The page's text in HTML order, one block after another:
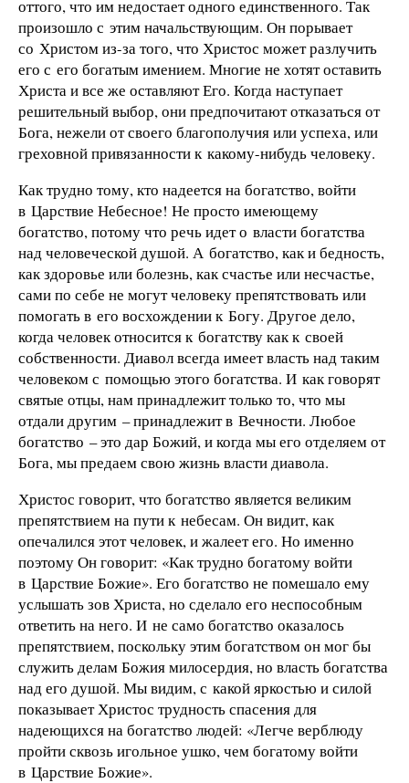
оттого, что им недостает одного единственного. Так
произошло с этим начальствующим. Он порывает
со Христом из-за того, что Христос может разлучить
его с его богатым имением. Многие не хотят оставить
Христа и все же оставляют Его. Когда наступает
решительный выбор, они предпочитают отказаться от
Бога, нежели от своего благополучия или успеха, или
греховной привязанности к какому-нибудь человеку.
Как трудно тому, кто надеется на богатство, войти
в Царствие Небесное! Не просто имеющему
богатство, потому что речь идет о власти богатства
над человеческой душой. А богатство, как и бедность,
как здоровье или болезнь, как счастье или несчастье,
сами по себе не могут человеку препятствовать или
помогать в его восхождении к Богу. Другое дело,
когда человек относится к богатству как к своей
собственности. Диавол всегда имеет власть над таким
человеком с помощью этого богатства. И как говорят
святые отцы, нам принадлежит только то, что мы
отдали другим – принадлежит в Вечности. Любое
богатство – это дар Божий, и когда мы его отделяем от
Бога, мы предаем свою жизнь власти диавола.
Христос говорит, что богатство является великим
препятствием на пути к небесам. Он видит, как
опечалился этот человек, и жалеет его. Но именно
поэтому Он говорит: «Как трудно богатому войти
в Царствие Божие». Его богатство не помешало ему
услышать зов Христа, но сделало его неспособным
ответить на него. И не само богатство оказалось
препятствием, поскольку этим богатством он мог бы
служить делам Божия милосердия, но власть богатства
над его душой. Мы видим, с какой яркостью и силой
показывает Христос трудность спасения для
надеющихся на богатство людей: «Легче верблюду
пройти сквозь игольное ушко, чем богатому войти
в Царствие Божие».